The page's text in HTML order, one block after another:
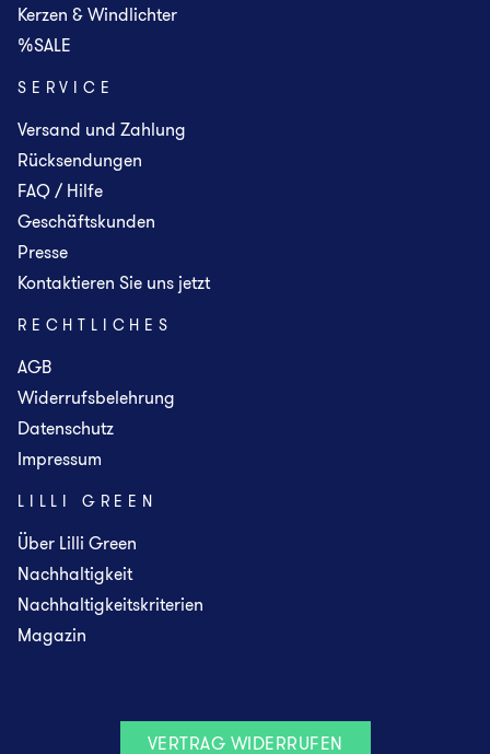
Kerzen & Windlichter
%SALE
SERVICE
Versand und Zahlung
Rücksendungen
FAQ / Hilfe
Geschäftskunden
Presse
Kontaktieren Sie uns jetzt
RECHTLICHES
AGB
Widerrufsbelehrung
Datenschutz
Impressum
LILLI GREEN
Über Lilli Green
Nachhaltigkeit
Nachhaltigkeitskriterien
Magazin
VERTRAG WIDERRUFEN